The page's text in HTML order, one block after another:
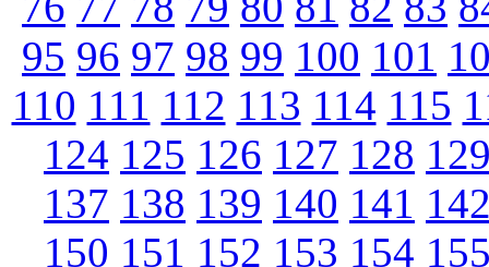
95 96 97 98 99 100 101
110 111 112 113 114 115
124 125 126 127 128
137 138 139 140 141
150 151 152 153 154